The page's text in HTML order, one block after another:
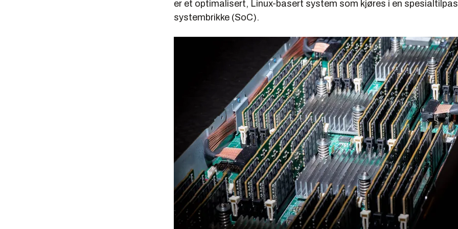
er et optimalisert, Linux-basert system som kjøres i en
systembrikke (SoC).